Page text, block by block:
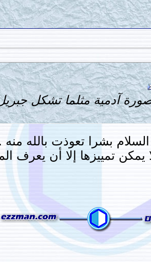
آدمية مثلما تشكل
السلام بشرا تعوذت بالله
يمكن تمييزها إلا أن